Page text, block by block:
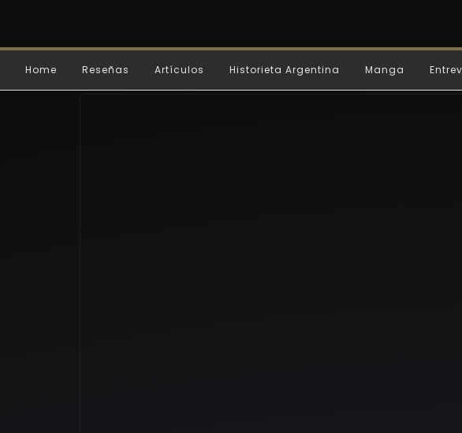
Home Reseñas Artículos Historieta Argentina Manga